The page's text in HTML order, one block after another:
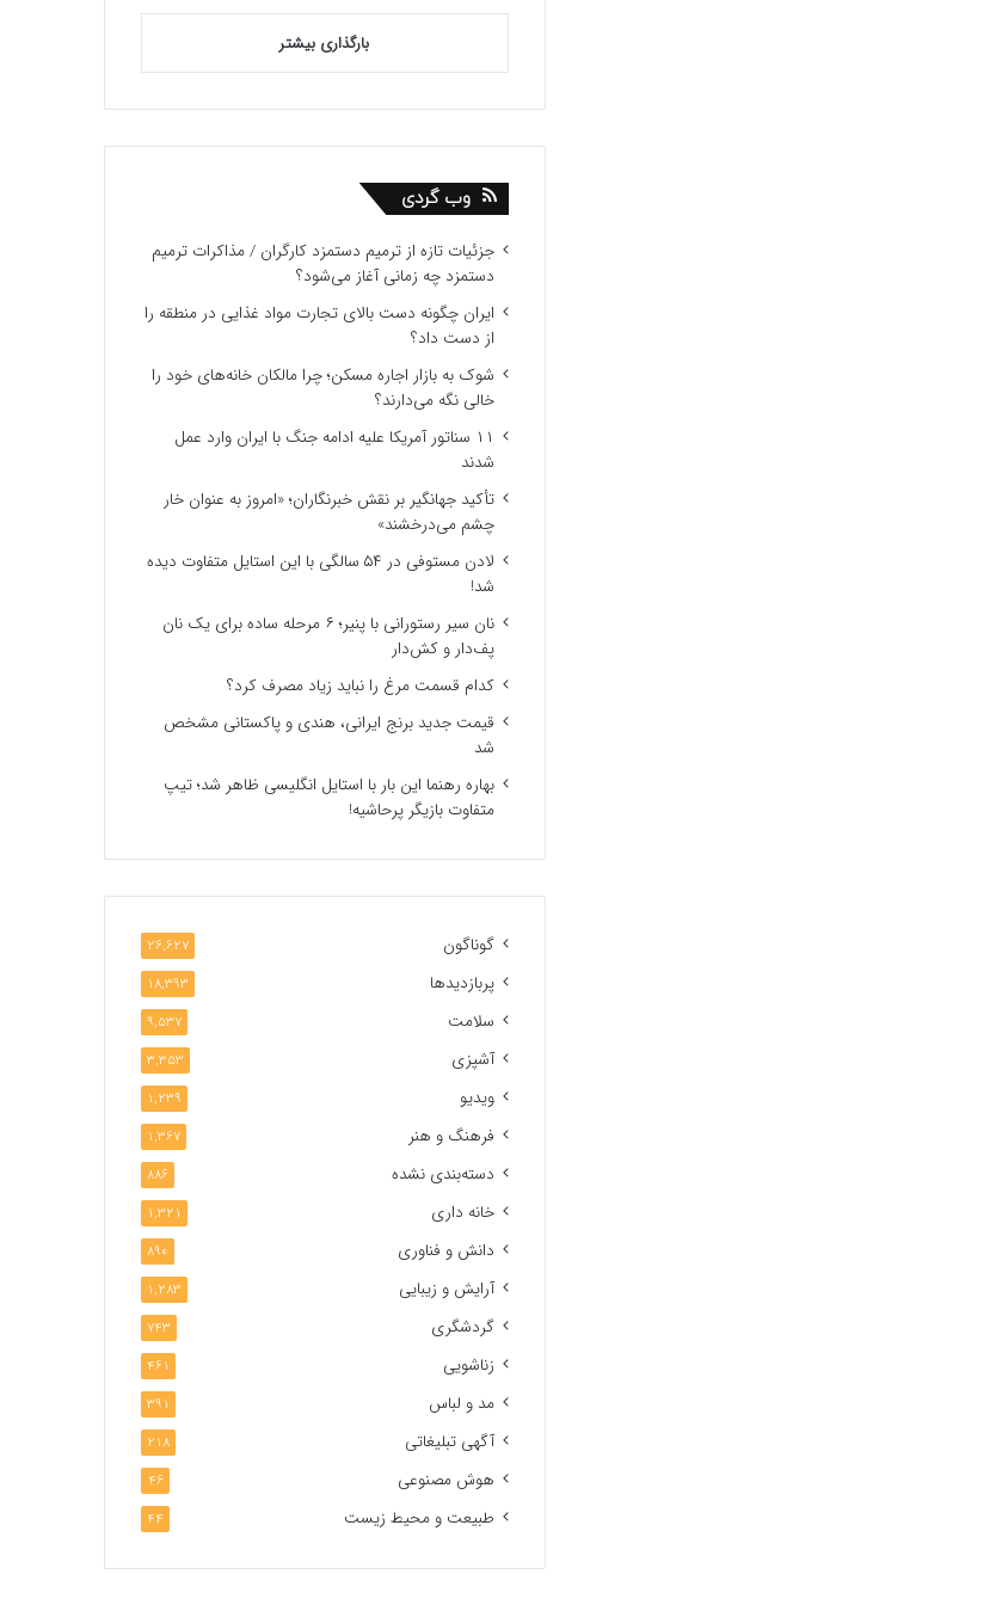
بارگذاری بیشتر
وب گردی
جزئیات تازه از ترمیم دستمزد کارگران / مذاکرات ترمیم
دستمزد چه زمانی آغاز می‌شود؟
ایران چگونه دست بالای تجارت مواد غذایی در منطقه را
از دست داد؟
شوک به بازار اجاره مسکن؛ چرا مالکان خانه‌های خود را
خالی نگه می‌دارند؟
۱۱ سناتور آمریکا علیه ادامه جنگ با ایران وارد عمل
شدند
تأکید جهانگیر بر نقش خبرنگاران؛ «امروز به عنوان خار
چشم می‌درخشند»
لادن مستوفی در ۵۴ سالگی با این استایل متفاوت دیده
شد!
نان سیر رستورانی با پنیر؛ ۶ مرحله ساده برای یک نان
پف‌دار و کش‌دار
کدام قسمت مرغ را نباید زیاد مصرف کرد؟
قیمت جدید برنج ایرانی، هندی و پاکستانی مشخص
شد
بهاره رهنما این بار با استایل انگلیسی ظاهر شد؛ تیپ
متفاوت بازیگر پرحاشیه!
گوناگون 26,627
پربازدیدها 18,393
سلامت 9,537
آشپزی 3,353
ویدیو 1,239
فرهنگ و هنر 1,367
دسته‌بندی نشده 886
خانه داری 1,321
دانش و فناوری 890
آرایش و زیبایی 1,283
گردشگری 743
زناشویی 461
مد و لباس 391
آگهی تبلیغاتی 218
هوش مصنوعی 46
طبیعت و محیط زیست 44